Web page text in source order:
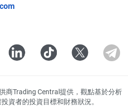
商Trading Central提供，觀點基於分析
資者的投資目標和財務狀況。